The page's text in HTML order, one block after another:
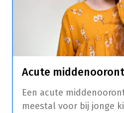
Acute
Een acute
meestal voor bij jonge